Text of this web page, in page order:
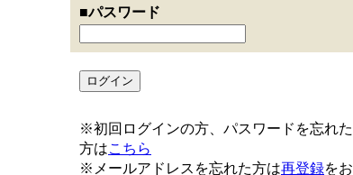
■パスワード
※初回ログインの方、パスワードを忘れた
方はこちら
※メールアドレスを忘れた方は再登録をお